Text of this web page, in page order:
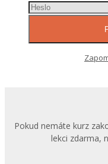
Pokud nemáte kurz
lekci zdarma,